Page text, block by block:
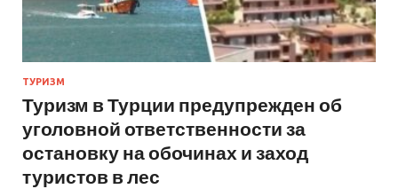
ТУРИЗМ
Туризм в Турции предупрежден об
уголовной ответственности за
остановку на обочинах и заход
туристов в лес